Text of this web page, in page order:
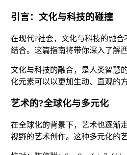
引言：文化与科技的碰撞
在现代?社会，文化与科技的融
结合。这篇指南将带你深入了解
文化与科技的融合，是人类智慧
化元素可以以更加生动、直观的
艺术的?全球化与多元化
在全球化的背景下，艺术也逐渐
视野的艺术创作。这种多元化的